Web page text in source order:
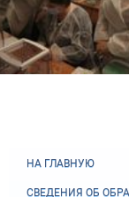
НА ГЛАВНУЮ
СВЕДЕНИЯ ОБ